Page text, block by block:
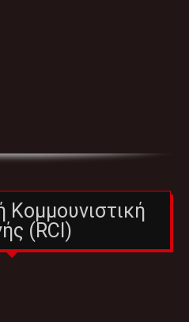
Κομμουνιστική
(RCI)